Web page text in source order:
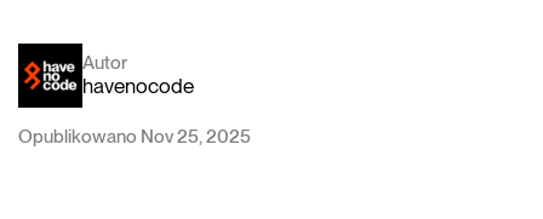
Autor
havenocode
Opublikowano Nov 25, 2025